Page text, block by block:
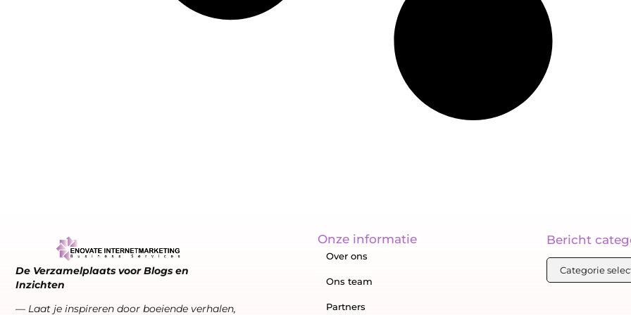
De Verzamelplaats voor Blogs en
Inzichten
— Laat je inspireren door boeiende verhalen,
Onze informatie
Over ons
Ons team
Partners
Bericht